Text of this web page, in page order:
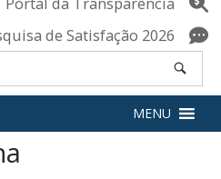
de Satisfação 2026
MENU